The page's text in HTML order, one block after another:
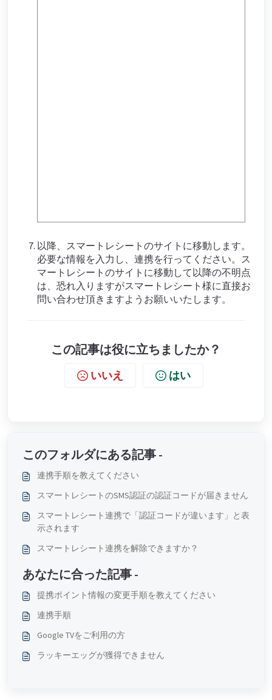
以降、スマートレシートのサイトに移動します。
必要な情報を入力し、連携を行ってください。 ス
マートレシートのサイトに移動して以降の不明点
は、恐れ入りますがスマートレシート様に直接お
問い合わせ頂きますようお願いいたします。
この記事は役に立ちましたか？
いいえ はい
このフォルダにある記事 -
連携手順を教えてください
スマートレシートのSMS認証の認証コードが届きません
スマートレシート連携で「認証コードが違います」と表
示されます
スマートレシート連携を解除できますか？
あなたに合った記事 -
提携ポイント情報の変更手順を教えてください
連携手順
Google TVをご利用の方
ラッキーエッグが獲得できません